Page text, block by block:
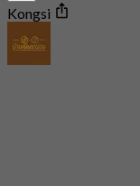
Kongsi